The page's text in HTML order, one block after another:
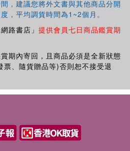
，建議您將外文書與其他商品分開
，平均調貨時間為1~2個月。
路書店」 提供會員七日商品鑑賞期
期內寄回，且商品必須是全新狀態
、隨貨贈品等)否則恕不接受退